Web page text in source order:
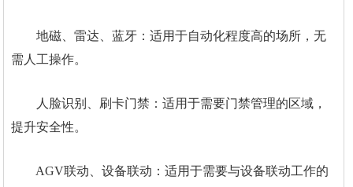
地磁、雷达、蓝牙：适用于自动化程度高的场所，无
需人工操作。
人脸识别、刷卡门禁：适用于需要门禁管理的区域，
提升安全性。
AGV联动、设备联动：适用于需要与设备联动工作的